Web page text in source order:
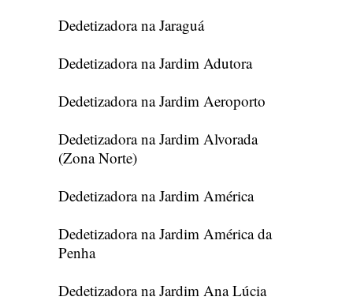
Dedetizadora na Jaraguá
Dedetizadora na Jardim Adutora
Dedetizadora na Jardim Aeroporto
Dedetizadora na Jardim Alvorada
(Zona Norte)
Dedetizadora na Jardim América
Dedetizadora na Jardim América da
Penha
Dedetizadora na Jardim Ana Lúcia